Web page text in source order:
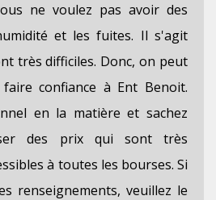
ne voulez pas avoir des
et les fuites. Il s'agit
très difficiles. Donc, on peut
confiance à Ent Benoit.
en la matière et sachez
des prix qui sont très
à toutes les bourses. Si
renseignements, veuillez le